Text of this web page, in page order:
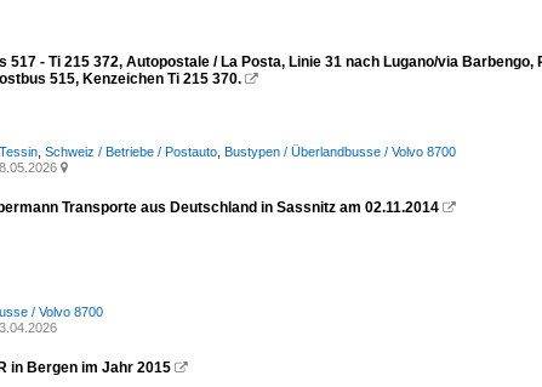
517 - Ti 215 372, Autopostale / La Posta, Linie 31 nach Lugano/via
515, Kenzeichen Ti 215 370. 
Schweiz / Betriebe / Postauto Bustypen / Überlandbusse / Volvo 8700

Transporte aus Deutschland in Sassnitz am 02.11.2014 
/ Volvo 8700
in Bergen im Jahr 2015 